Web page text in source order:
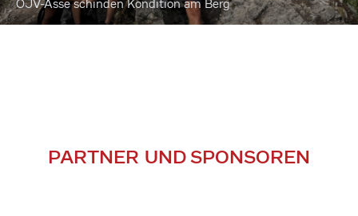
ÖJV-Asse schinden Kondition am Berg
PARTNER UND SPONSOREN